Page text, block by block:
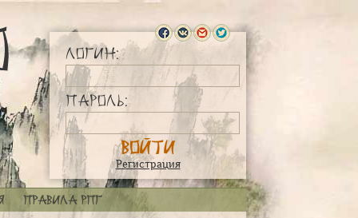
Логин:
Пароль:
Регистрация
Правила РПГ